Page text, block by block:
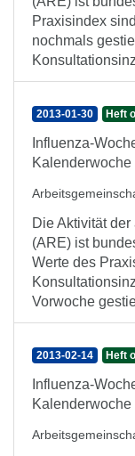
Praxisindex
nochmals
2013-01-30 Heft
Influenza-
Die Aktivität
(ARE) ist
Werte des
Vorwoche
2013-02-14 Heft
Influenza-